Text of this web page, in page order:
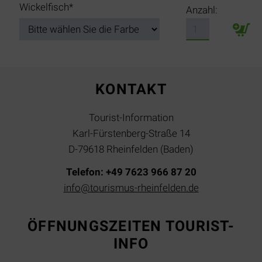
Pflichtfeld
Wickelfisch* Anzahl:
KONTAKT
Tourist-Information
Karl-Fürstenberg-Straße 14
D-79618 Rheinfelden (Baden)
Telefon: +49 7623 966 87 20
info@tourismus-rheinfelden.de
ÖFFNUNGSZEITEN TOURIST-
INFO